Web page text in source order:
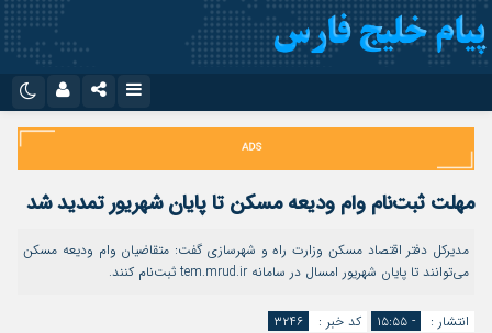
اینستاگرام
تلگرام
سروش
ایتا
اپلیکیشن
نام کاربری یا نشانی ایمیل
رمز عبور
مهلت ثبت‌نام وام ودیعه مسکن تا پایان شهریور تمدید شد
مدیرکل دفتر اقتصاد مسکن وزارت راه و شهرسازی گفت: متقاضیان وام ودیعه مسکن
می‌توانند تا پایان شهریور امسال در سامانه tem.mrud.ir ثبت‌نام کنند.
انتشار : - ۱۵:۵۵ کد خبر : ۳۲۴۶